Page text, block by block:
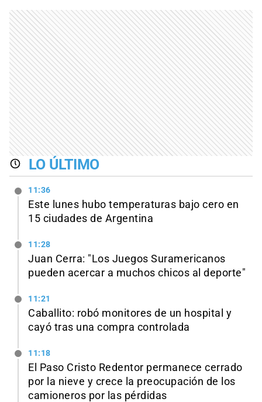
LO ÚLTIMO
11:36
Este lunes hubo temperaturas bajo cero en
15 ciudades de Argentina
11:28
Juan Cerra: "Los Juegos Suramericanos
pueden acercar a muchos chicos al deporte"
11:21
Caballito: robó monitores de un hospital y
cayó tras una compra controlada
11:18
El Paso Cristo Redentor permanece cerrado
por la nieve y crece la preocupación de los
camioneros por las pérdidas